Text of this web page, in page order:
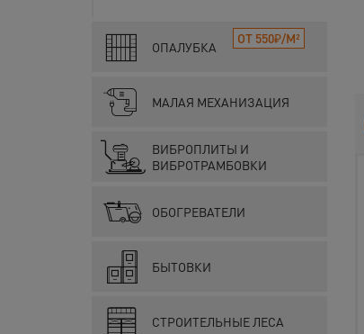
ОПАЛУБКА
ОТ 550₽/М²
МАЛАЯ МЕХАНИЗАЦИЯ
ВИБРОПЛИТЫ И
ВИБРОТРАМБОВКИ
ОБОГРЕВАТЕЛИ
БЫТОВКИ
СТРОИТЕЛЬНЫЕ ЛЕСА